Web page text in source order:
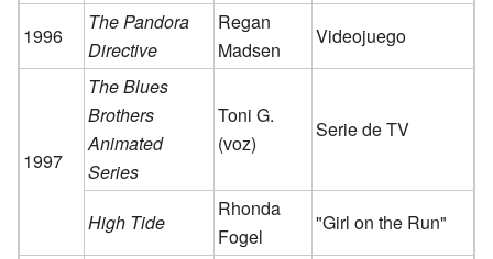
1996
The Pandora
Directive
Regan
Madsen
Videojuego
1997
The Blues
Brothers
Animated
Series
Toni G.
(voz)
Serie de TV
High Tide
Rhonda
Fogel
"Girl on the Run"